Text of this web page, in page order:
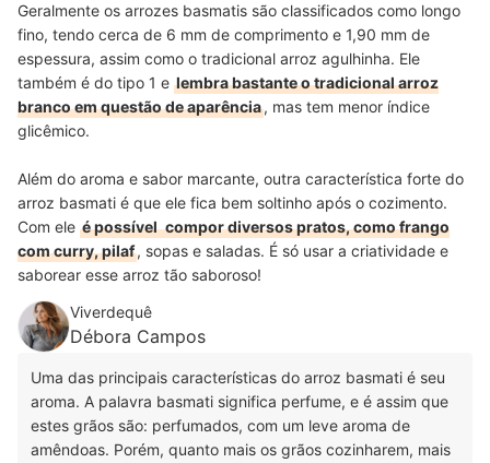
Geralmente os arrozes basmatis são classificados como longo
fino, tendo cerca de 6 mm de comprimento e 1,90 mm de
espessura, assim como o tradicional arroz agulhinha. Ele
também é do tipo 1 e lembra bastante o tradicional arroz
branco em questão de aparência, mas tem menor índice
glicêmico.
Além do aroma e sabor marcante, outra característica forte do
arroz basmati é que ele fica bem soltinho após o cozimento.
Com ele é possível compor diversos pratos, como frango
com curry, pilaf, sopas e saladas. É só usar a criatividade e
saborear esse arroz tão saboroso!
Viverdequê
Débora Campos
Uma das principais características do arroz basmati é seu
aroma. A palavra basmati significa perfume, e é assim que
estes grãos são: perfumados, com um leve aroma de
amêndoas. Porém, quanto mais os grãos cozinharem, mais